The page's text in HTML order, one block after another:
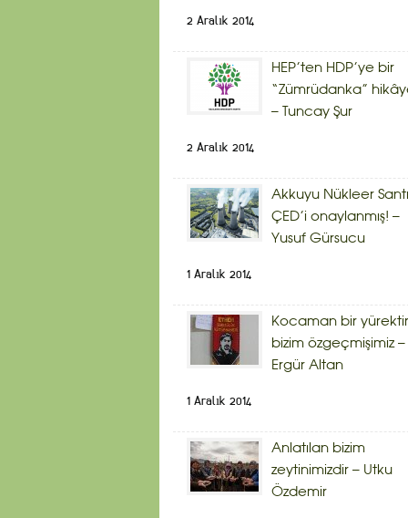
2 Aralık 2014
HEP’ten HDP’ye bir
“Zümrüdanka”
– Tuncay Şur
2 Aralık 2014
Akkuyu Nükleer
ÇED’i onaylanmış! –
Yusuf Gürsucu
1 Aralık 2014
Kocaman bir yürektir
bizim özgeçmişimiz –
Ergür Altan
1 Aralık 2014
Anlatılan bizim
zeytinimizdir – Utku
Özdemir